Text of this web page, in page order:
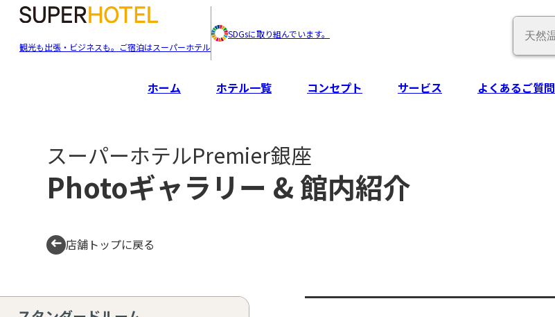
観光も出張・ビジネスも。ご宿泊はスーパーホテル
SDGsに取り組んでいます。
ホーム ホテル一覧 コンセプト サービス よくあるご質問
スーパーホテルPremier銀座
Photoギャラリー & 館内紹介
店舗トップに戻る